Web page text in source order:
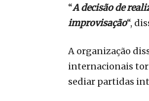
“A decisão de
improvisação“,
A organização
internacionais
sediar partidas